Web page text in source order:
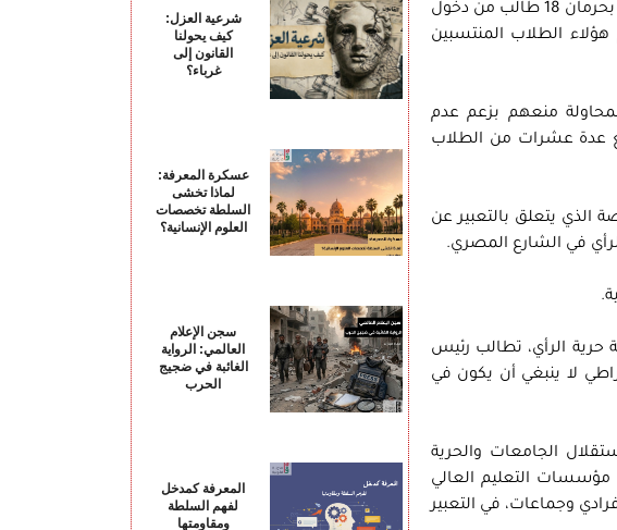
تعلن مؤسسة حرية الفكر والتعبير عن استيائها الشديد من قرار عميد كلية الطب البيطري جامعة القاهرة بحرمان 18 طالب من دخول
هؤلاء الطلاب المنتسبين
أحد أعضاء هيئة التدريس بمحاولة منعهم بزعم عدم
عدة عشرات من الطلاب
الذي يتعلق بالتعبير عن
في الشارع المصري.
الرأي، تطالب رئيس
لا ينبغي أن يكون في
الجامعات والحرية
ليما الذي نص في البند رقم 11 على \”تكفل جميع مؤسسات التعليم العالي
وجماعات، في التعبير
شرعية العزل:
كيف يحولنا
القانون إلى
غرباء؟
عسكرة المعرفة:
لماذا تخشى
السلطة تخصصات
العلوم الإنسانية؟
سجن الإعلام
العالمي: الرواية
الغائبة في ضجيج
الحرب
المعرفة كمدخل
لفهم السلطة
ومقاومتها